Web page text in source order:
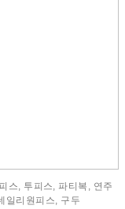
스, 투피스, 파티복, 연주
일리원피스, 구두